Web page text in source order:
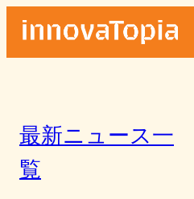
最新ニュース一
覧